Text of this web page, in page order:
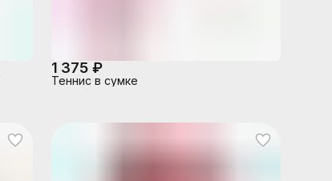
1 375 ₽
Теннис в сумке